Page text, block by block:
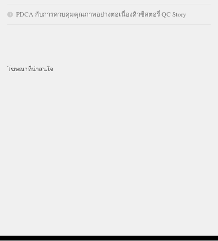
PDCA กับการควบคุมคุณภาพอย่างต่อเนื่องคิวซีสตอรี่ QC Story
โฆษณาที่น่าสนใจ